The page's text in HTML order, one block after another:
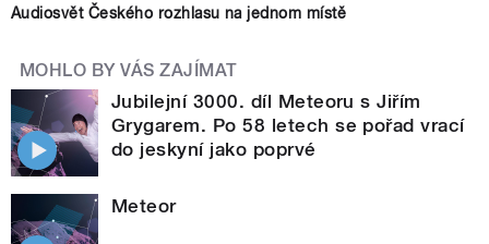
Audiosvět Českého rozhlasu na jednom místě
MOHLO BY VÁS ZAJÍMAT
Jubilejní 3000. díl Meteoru s Jiřím
Grygarem. Po 58 letech se pořad vrací
do jeskyní jako poprvé
Meteor